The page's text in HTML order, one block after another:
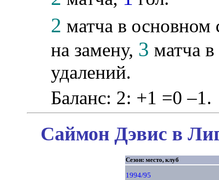
2 матча в основном
на замену, 3 матча
удалений.
Баланс: 2: +1 =0 –1.
Саймон Дэвис в
Сезон: место, клуб
1994/95